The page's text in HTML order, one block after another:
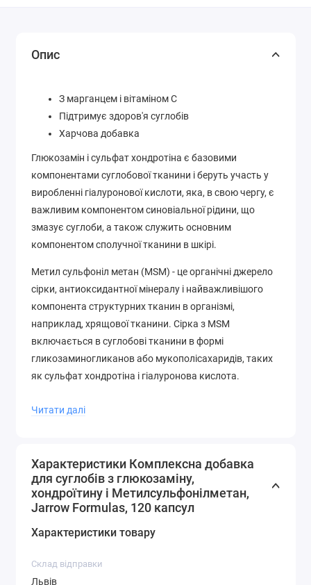
Опис
З марганцем і вітаміном C
Підтримує здоров'я суглобів
Харчова добавка
Глюкозамін і сульфат хондротіна є базовими
компонентами суглобової тканини і беруть участь у
виробленні гіалуронової кислоти, яка, в свою чергу, є
важливим компонентом синовіальної рідини, що
змазує суглоби, а також служить основним
компонентом сполучної тканини в шкірі.
Метил сульфоніл метан (MSM) - це органічні джерело
сірки, антиоксидантної мінералу і найважливішого
компонента структурних тканин в організмі,
наприклад, хрящової тканини. Сірка з MSM
включається в суглобові тканини в формі
гликозаминогликанов або мукополісахаридів, таких
як сульфат хондротіна і гіалуронова кислота.
колагену і хрящової тканини.
натрію і стабілізовано за допомогою хлориду калію.
Рекомендації по застосуванню
Застосування:приймайте 4 капсули в день або згідно
Для досягнення оптимального результату
Читати далі
Характеристики Комплексна добавка
для суглобів з глюкозаміну,
хондроїтину і Метилсульфонілметан,
Jarrow Formulas, 120 капсул
Характеристики товару
Склад відправки
Львів